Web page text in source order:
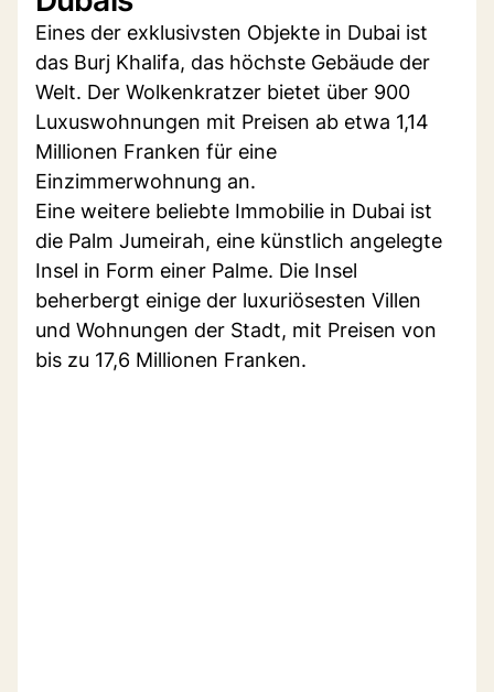
Eines der exklusivsten Objekte in Dubai ist
das Burj Khalifa, das höchste Gebäude der
Welt. Der Wolkenkratzer bietet über 900
Luxuswohnungen mit Preisen ab etwa 1,14
Millionen Franken für eine
Einzimmerwohnung an.
Eine weitere beliebte Immobilie in Dubai ist
die Palm Jumeirah, eine künstlich angelegte
Insel in Form einer Palme. Die Insel
beherbergt einige der luxuriösesten Villen
und Wohnungen der Stadt, mit Preisen von
bis zu 17,6 Millionen Franken.